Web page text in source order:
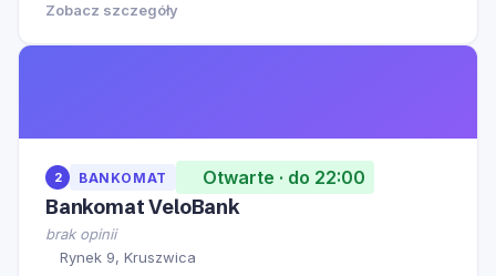
Zobacz szczegóły
2 BANKOMAT Otwarte · do 22:00
Bankomat VeloBank
brak opinii
Rynek 9, Kruszwica